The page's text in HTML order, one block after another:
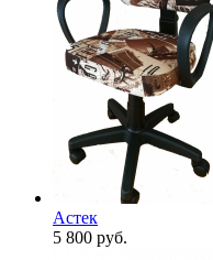
Астек
5 800 руб.